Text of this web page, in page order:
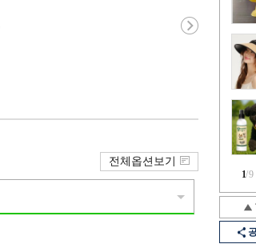
1/9
전체옵션보기